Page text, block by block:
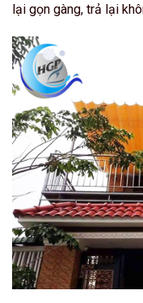
lại gọn gàng, trả lại